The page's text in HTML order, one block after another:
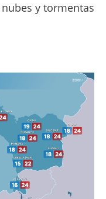
nubes y tormentas